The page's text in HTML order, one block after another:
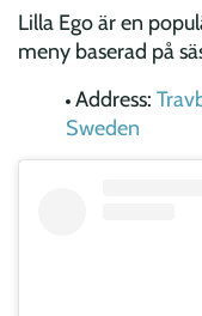
Lilla Ego är en
meny baserad på
Address:
Sweden